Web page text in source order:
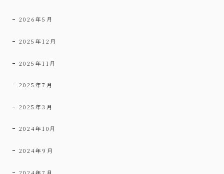
2026年5月
2025年12月
2025年11月
2025年7月
2025年3月
2024年10月
2024年9月
2024年7月